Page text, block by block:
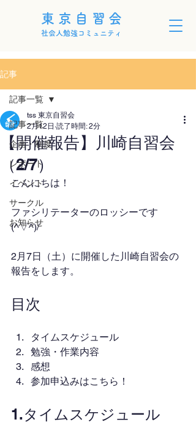
東京自習会
社会人勉強コミュニティ
記事
記事一覧
企画・制度
レポート
イベント
サークル
お知らせ
記事一覧
【開催報告】川崎自習会
（2/7）
tss 東京自習会
2月12日 読了時間: 2分
こんにちは！
ファシリテーターのロッシーです
(^▽^)/
2月7日（土）に開催した川崎自習会の
報告をします。
目次
タイムスケジュール
勉強・作業内容
感想
参加申込みはこちら！
1.タイムスケジュール